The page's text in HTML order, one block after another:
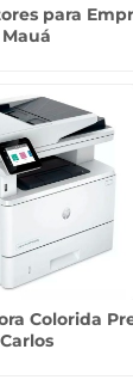
para
Mauá
Colorida
Carlos